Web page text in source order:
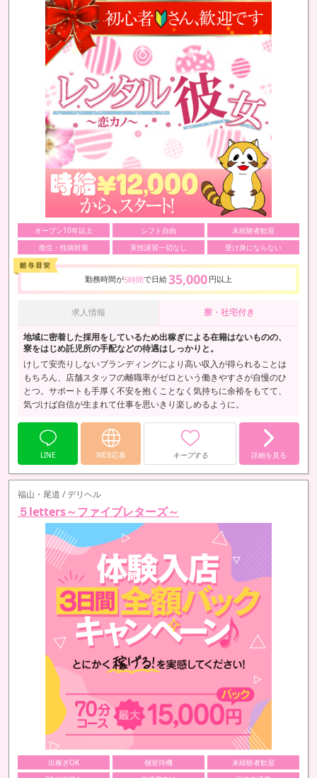
オープン10年以上 シフト自由
未経験者歓迎
衛生・性病対策
実技講習一切なし 受け身にならない
勤務時間が5時間で日給35,000 円以上
求人情報 寮・社宅付き
地域に密着した採用をしているため出稼ぎによる在籍はないものの、
寮をはじめ託児所の手配などの待遇はしっかりと。
けして安売りしないブランディングにより高い収入が得られることは
もちろん、店舗スタッフの離職率がゼロという働きやすさが自慢のひ
とつ。サポートも手厚く不安を抱くことなく気持ちに余裕をもてて、
気づけば自信が生まれて仕事を思いきり楽しめるように。
LINE WEB応募 キープする 詳細を見る
福山・尾道 / デリヘル
５letters～ファイブレターズ～
出稼ぎOK 個室待機
未経験者歓迎